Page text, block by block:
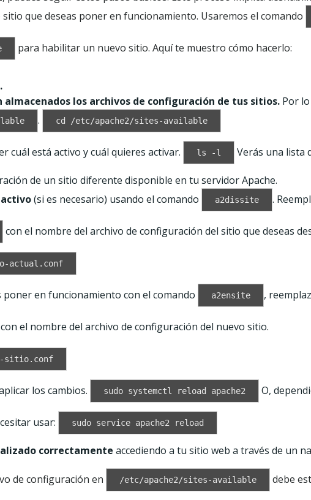
que deseas poner en funcionamiento. Usaremos el comando
para habilitar un nuevo sitio. Aquí te muestro cómo hacerlo:
los archivos de configuración de tus sitios. Por
. cd /etc/apache2/sites-available
cuál está activo y cuál quieres activar. ls -l Verás una lista
de un sitio diferente disponible en tu servidor Apache.
(si es necesario) usando el comando a2dissite .
con el nombre del archivo de configuración del sitio que deseas
actual.conf
poner en funcionamiento con el comando a2ensite ,
con el nombre del archivo de configuración del nuevo sitio.
sitio.conf
los cambios. sudo systemctl reload apache2 O,
usar: sudo service apache2 reload
correctamente accediendo a tu sitio web a través de un
de configuración en /etc/apache2/sites-available debe